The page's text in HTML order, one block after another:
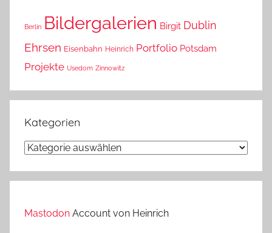
Berlin Bildergalerien Birgit Dublin
Ehrsen Eisenbahn Heinrich Portfolio Potsdam
Projekte Usedom Zinnowitz
Kategorien
Kategorien
Mastodon Account von Heinrich